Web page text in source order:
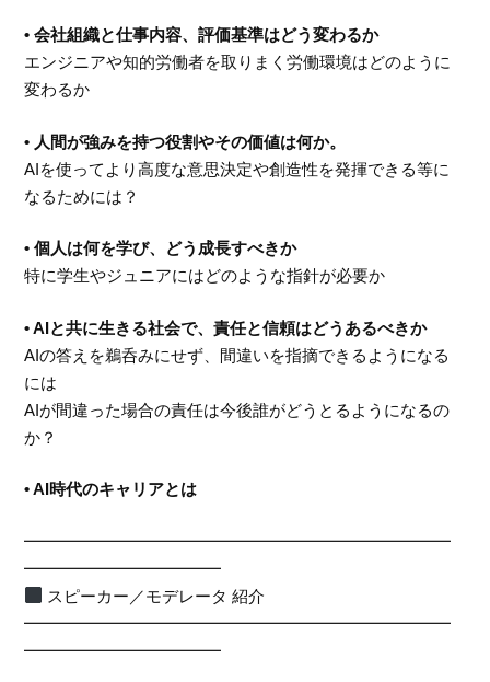
• 会社組織と仕事内容、評価基準はどう変わるか
エンジニアや知的労働者を取りまく労働環境はどのように
変わるか
• 人間が強みを持つ役割やその価値は何か。
AIを使ってより高度な意思決定や創造性を発揮できる等に
なるためには？
• 個人は何を学び、どう成長すべきか
特に学生やジュニアにはどのような指針が必要か
• AIと共に生きる社会で、責任と信頼はどうあるべきか
AIの答えを鵜呑みにせず、間違いを指摘できるようになる
には
AIが間違った場合の責任は今後誰がどうとるようになるの
か？
• AI時代のキャリアとは
━━━━━━━━━━━━━━━━━━━━━━━━━━
━━━━━━━━━━━━
スピーカー／モデレータ 紹介
━━━━━━━━━━━━━━━━━━━━━━━━━━
━━━━━━━━━━━━